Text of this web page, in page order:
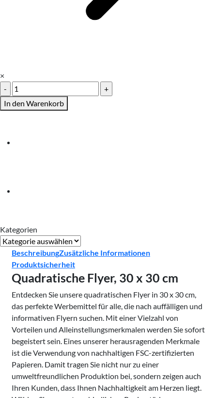
×
Flyer
30
x
In den Warenkorb
Kategorien
Kategorien
BeschreibungZusätzliche Informationen
Produktsicherheit
Quadratische Flyer, 30 x 30 cm
Entdecken Sie unsere quadratischen Flyer in 30 x 30 cm,
das perfekte Werbemittel für alle, die nach auffälligen und
informativen Flyern suchen. Mit einer Vielzahl von
Vorteilen und Alleinstellungsmerkmalen werden Sie sofort
begeistert sein. Eines unserer herausragenden Merkmale
ist die Verwendung von nachhaltigen FSC-zertifizierten
Papieren. Damit tragen Sie nicht nur zu einer
umweltfreundlichen Produktion bei, sondern zeigen auch
Ihren Kunden, dass Ihnen Nachhaltigkeit am Herzen liegt.